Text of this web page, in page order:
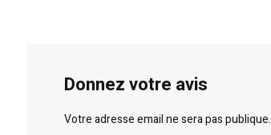
Donnez votre avis
Votre adresse email ne sera pas publique.